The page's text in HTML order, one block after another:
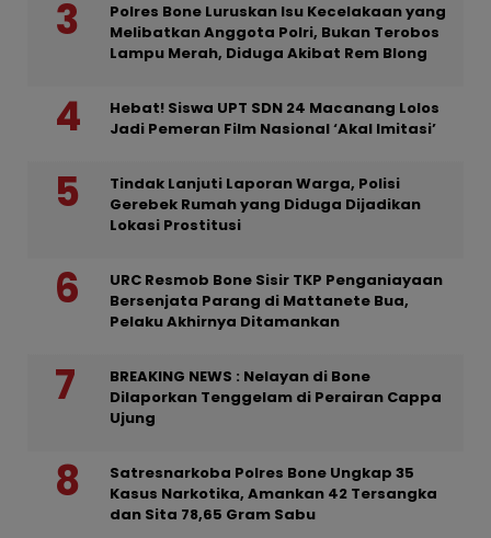
Polres Bone Luruskan Isu Kecelakaan yang
Melibatkan Anggota Polri, Bukan Terobos
Lampu Merah, Diduga Akibat Rem Blong
Hebat! Siswa UPT SDN 24 Macanang Lolos
Jadi Pemeran Film Nasional ‘Akal Imitasi’
Tindak Lanjuti Laporan Warga, Polisi
Gerebek Rumah yang Diduga Dijadikan
Lokasi Prostitusi
URC Resmob Bone Sisir TKP Penganiayaan
Bersenjata Parang di Mattanete Bua,
Pelaku Akhirnya Ditamankan
BREAKING NEWS : Nelayan di Bone
Dilaporkan Tenggelam di Perairan Cappa
Ujung
Satresnarkoba Polres Bone Ungkap 35
Kasus Narkotika, Amankan 42 Tersangka
dan Sita 78,65 Gram Sabu